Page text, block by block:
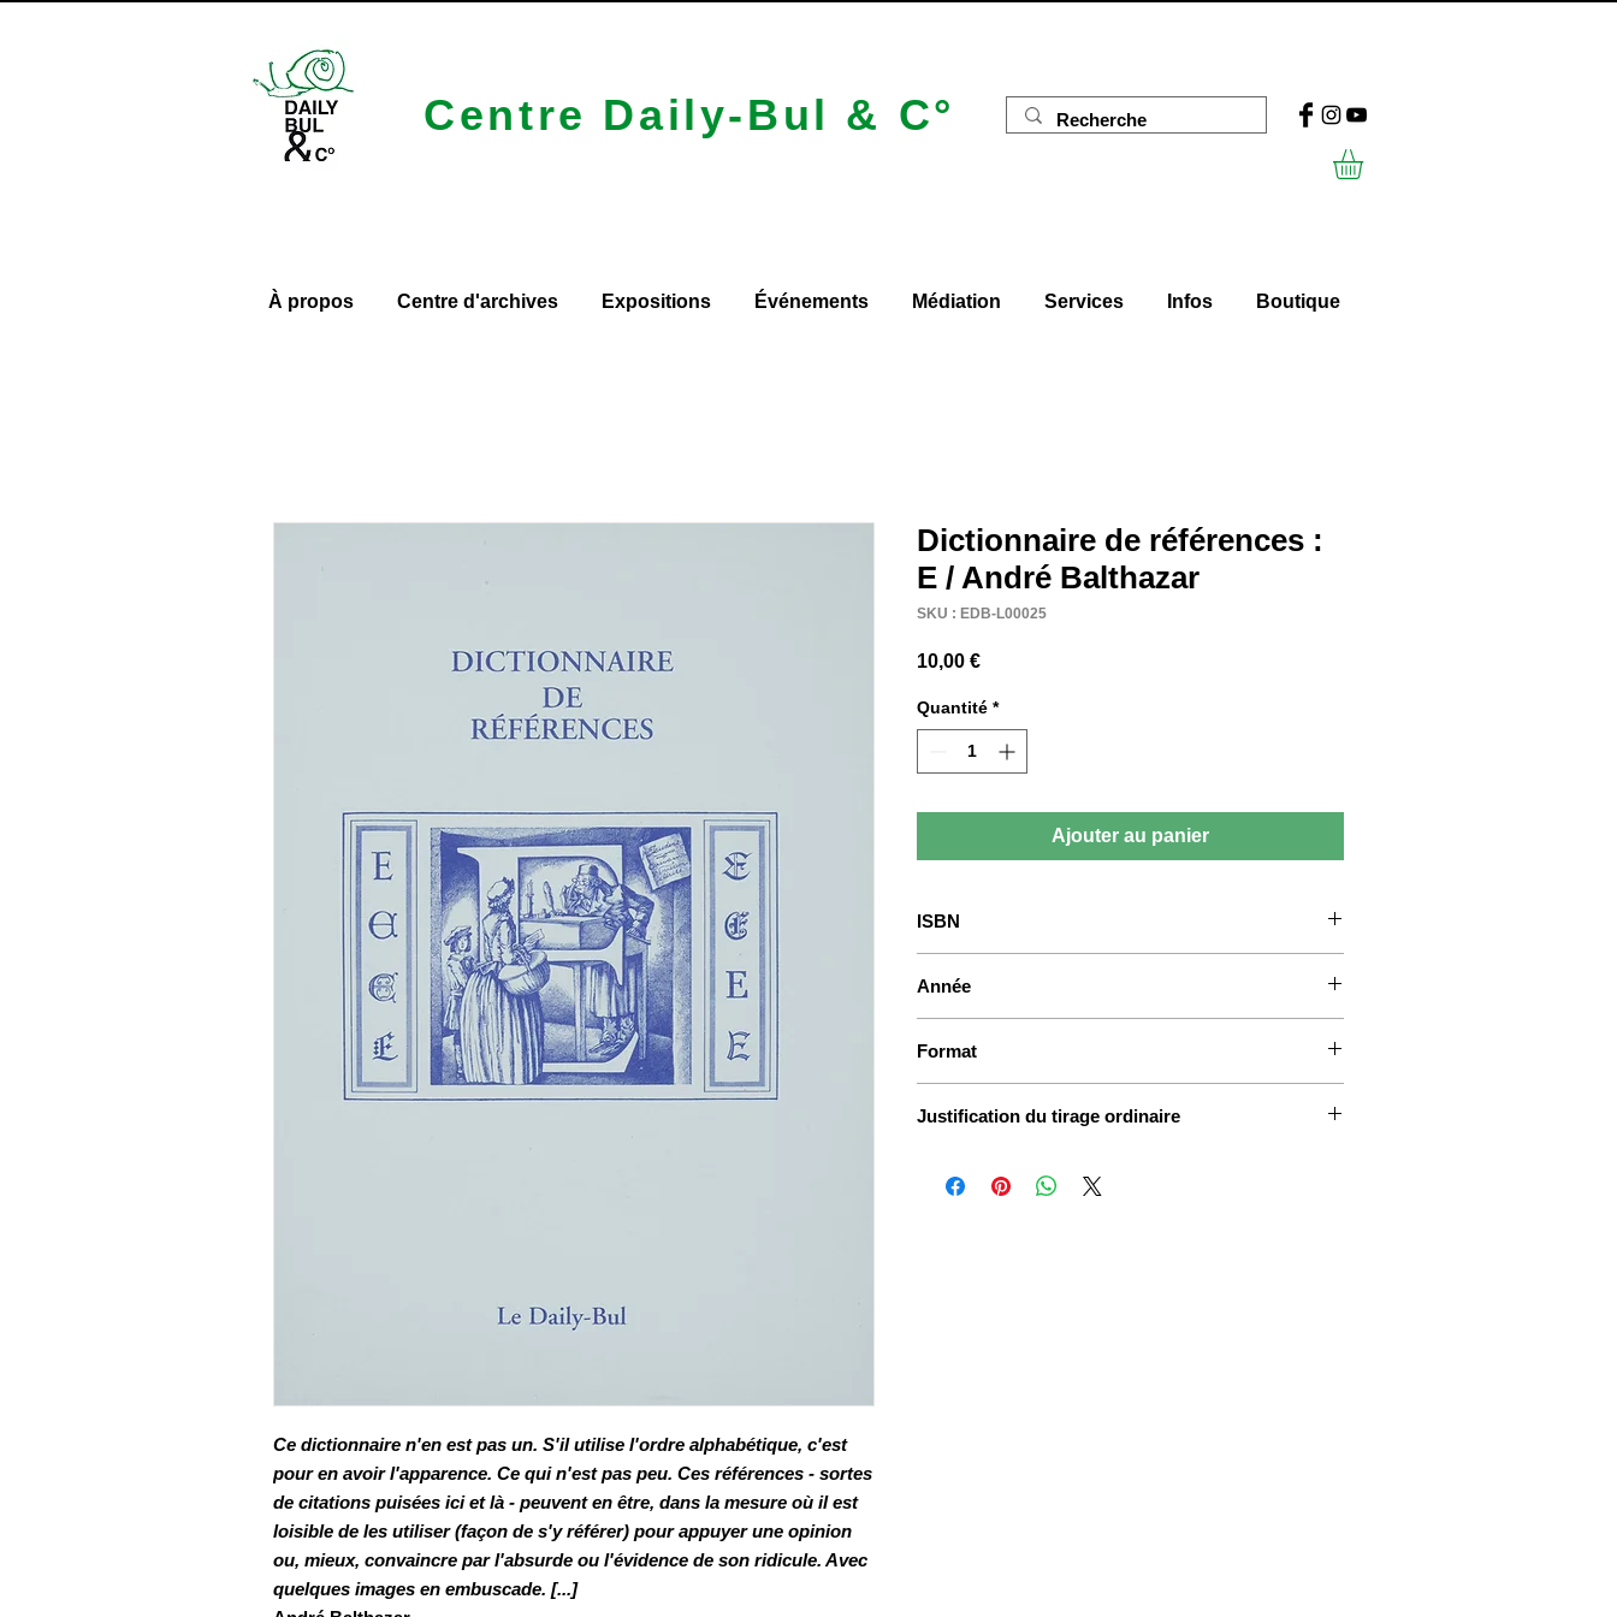
Centre Daily-Bul & C°
À propos Centre d'archives Expositions Événements Médiation Services Infos Boutique
Ce dictionnaire n'en est pas un. S'il utilise l'ordre alphabétique, c'est
pour en avoir l'apparence. Ce qui n'est pas peu. Ces références - sortes
de citations puisées ici et là - peuvent en être, dans la mesure où il est
loisible de les utiliser (façon de s'y référer) pour appuyer une opinion
ou, mieux, convaincre par l'absurde ou l'évidence de son ridicule. Avec
quelques images en embuscade. [...]
Dictionnaire de références :
E / André Balthazar
SKU : EDB-L00025
10,00 €Prix
Quantité *
Ajouter au panier
ISBN
Année
Format
Justification du tirage ordinaire